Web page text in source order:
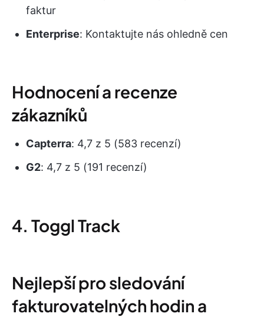
faktur
Enterprise: Kontaktujte nás ohledně cen
Hodnocení a recenze
zákazníků
Capterra: 4,7 z 5 (583 recenzí)
G2: 4,7 z 5 (191 recenzí)
4. Toggl Track
Nejlepší pro sledování
fakturovatelných hodin a